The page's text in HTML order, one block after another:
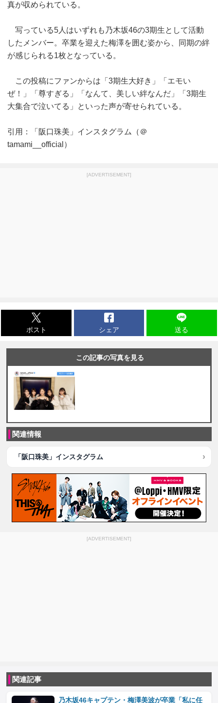
真が収められている。
写っている5人はいずれも乃木坂46の3期生として活動
したメンバー。卒業を迎えた梅澤を囲む姿から、同期の絆
が感じられる1枚となっている。
この投稿にファンからは「3期生大好き」「エモい
ぜ！」「尊すぎる」「なんて、美しい絆なんだ」「3期生
大集合で泣いてる」といった声が寄せられている。
引用：「阪口珠美」インスタグラム（＠
tamami__official）
[ADVERTISEMENT]
ポスト シェア 送る
この記事の写真を見る
関連情報
「阪口珠美」インスタグラム
[ADVERTISEMENT]
関連記事
乃木坂46キャプテン・梅澤美波が卒業「私に任